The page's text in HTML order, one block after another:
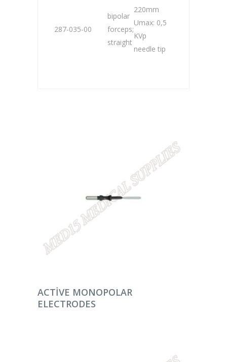
287-035-00
bipolar
forceps;
straight
220mm
Umax: 0,5
KVp
needle tip
DEVAMINI OKU
ACTIVE MONOPOLAR
ELECTRODES